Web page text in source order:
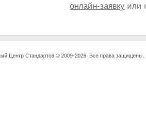
онлайн-заявку или
Центр Стандартов © 2009-2026 Все права